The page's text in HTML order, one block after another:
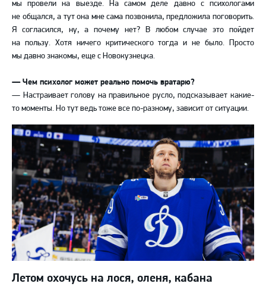
мы провели на выезде. На самом деле давно с психологами
не общался, а тут она мне сама позвонила, предложила поговорить.
Я согласился, ну, а почему нет? В любом случае это пойдет
на пользу. Хотя ничего критического тогда и не было. Просто
мы давно знакомы, еще с Новокузнецка.
— Чем психолог может реально помочь вратарю?
— Настраивает голову на правильное русло, подсказывает какие-
то моменты. Но тут ведь тоже все по-разному, зависит от ситуации.
Летом охочусь на лося, оленя, кабана